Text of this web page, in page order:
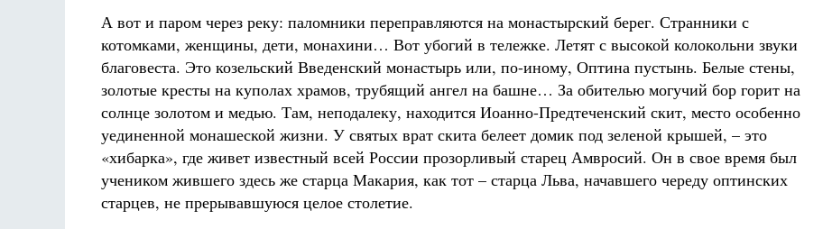
А вот и паром через реку: паломники переправляются на монастырский берег. Странники с
котомками, женщины, дети, монахини… Вот убогий в тележке. Летят с высокой колокольни звуки
благовеста. Это козельский Введенский монастырь или, по-иному, Оптина пустынь. Белые стены,
золотые кресты на куполах храмов, трубящий ангел на башне… За обителью могучий бор горит на
солнце золотом и медью. Там, неподалеку, находится Иоанно-Предтеченский скит, место особенно
уединенной монашеской жизни. У святых врат скита белеет домик под зеленой крышей, – это
«хибарка», где живет известный всей России прозорливый старец Амвросий. Он в свое время был
учеником жившего здесь же старца Макария, как тот – старца Льва, начавшего череду оптинских
старцев, не прерывавшуюся целое столетие.